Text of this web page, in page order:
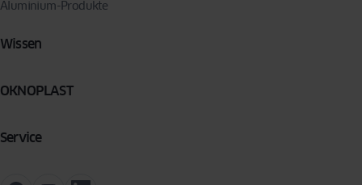
Aluminium-Produkte
Wissen
OKNOPLAST
Service